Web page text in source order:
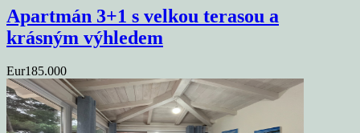
Apartmán 3+1 s velkou terasou a
krásným výhledem
Eur185.000